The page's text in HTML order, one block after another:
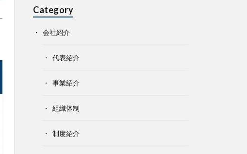
Category
会社紹介
代表紹介
事業紹介
組織体制
制度紹介